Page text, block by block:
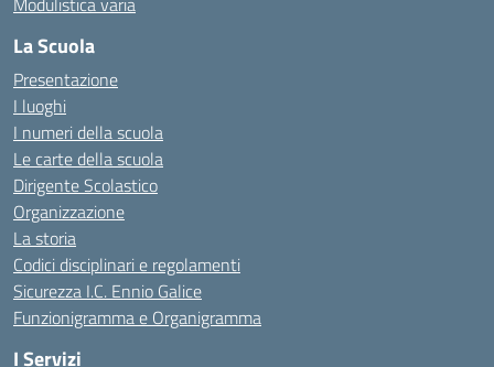
La Scuola
Presentazione
I luoghi
I numeri della scuola
Le carte della scuola
Dirigente Scolastico
Organizzazione
La storia
Codici disciplinari e regolamenti
Sicurezza I.C. Ennio Galice
Funzionigramma e Organigramma
I Servizi